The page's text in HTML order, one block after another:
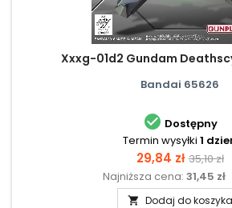
Xxxg-01d2 Gundam
Bandai 65626
 Dostępny
Termin wysyłki 1
Cena
29,84 zł Cena
35,10 zł
Najniższa cena: 31,45 zł
 Dodaj do koszyka